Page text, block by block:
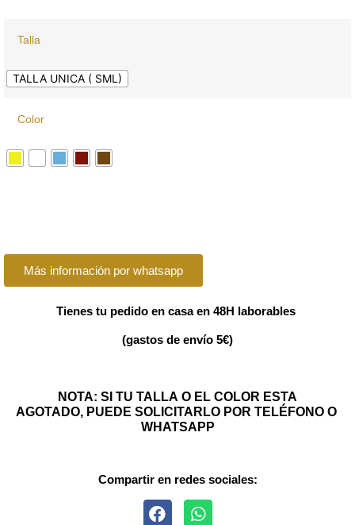
Talla
TALLA UNICA ( SML)
Color
Más información por whatsapp
Tienes tu pedido en casa en 48H laborables
(gastos de envío 5€)
NOTA: SI TU TALLA O EL COLOR ESTA
AGOTADO, PUEDE SOLICITARLO POR TELÉFONO O
WHATSAPP
Compartir en redes sociales: